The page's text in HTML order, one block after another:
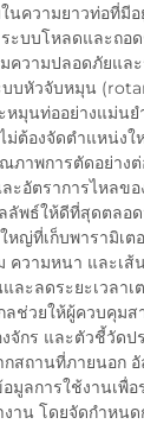
ความยาวท่อที่มี
ะบบโหลดและถอ
ความปลอดภัยแล
บบหัวจับหมุน
มุนท่ออย่างแม่นย
ต้องจัดตำแหน่งใ
ภาพการตัดอย่างต่
ะอัตราการไหลข
ลัพธ์ให้ดีที่สุดตลอ
ญ่ที่เก็บพารามิเต
ความหนา และเส้
ละลดระยะเวลา
ลช่วยให้ผู้ควบคุม
จักร และตัวชี้วัด
สถานที่ภายนอก อั
มูลการใช้งานเพื่
งาน โดยจัดกำหน